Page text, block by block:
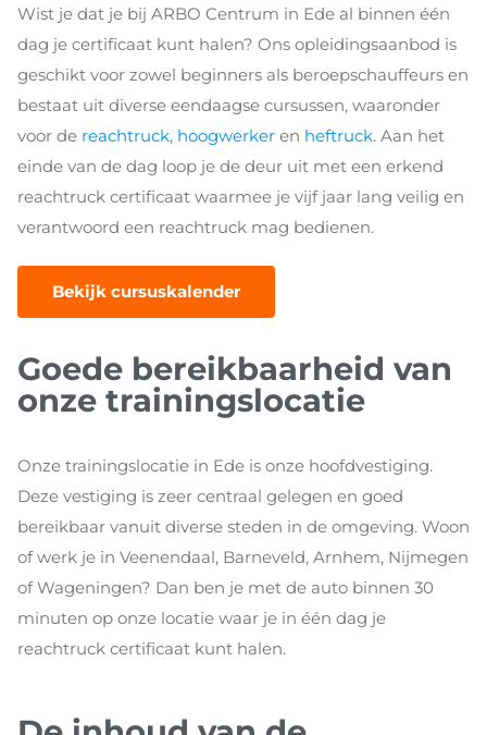
Wist je dat je bij ARBO Centrum in Ede al binnen één
dag je certificaat kunt halen? Ons opleidingsaanbod is
geschikt voor zowel beginners als beroepschauffeurs en
bestaat uit diverse eendaagse cursussen, waaronder
voor de reachtruck, hoogwerker en heftruck. Aan het
einde van de dag loop je de deur uit met een erkend
reachtruck certificaat waarmee je vijf jaar lang veilig en
verantwoord een reachtruck mag bedienen.
Bekijk cursuskalender
Goede bereikbaarheid van
onze trainingslocatie
Onze trainingslocatie in Ede is onze hoofdvestiging.
Deze vestiging is zeer centraal gelegen en goed
bereikbaar vanuit diverse steden in de omgeving. Woon
of werk je in Veenendaal, Barneveld, Arnhem, Nijmegen
of Wageningen? Dan ben je met de auto binnen 30
minuten op onze locatie waar je in één dag je
reachtruck certificaat kunt halen.